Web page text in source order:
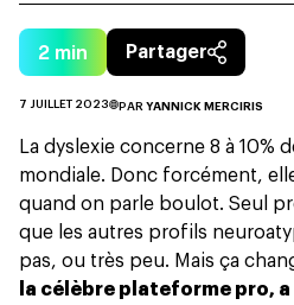
2 min Partager
7 JUILLET 2023 PAR YANNICK MERCIRIS
La dyslexie concerne 8 à 10%
mondiale. Donc forcément,
quand on parle boulot. Seul
que les autres profils
pas, ou très peu. Mais ça
la célèbre plateforme pro, a